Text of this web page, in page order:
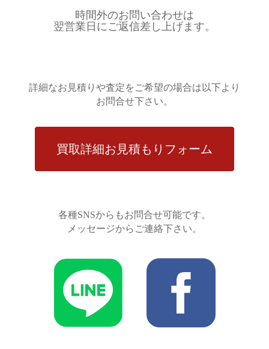
時間外のお問い合わせは
翌営業日にご返信差し上げます。
詳細なお見積りや査定をご希望の場合は以下より
お問合せ下さい。
買取詳細お見積もりフォーム
各種SNSからもお問合せ可能です。
メッセージからご連絡下さい。
 